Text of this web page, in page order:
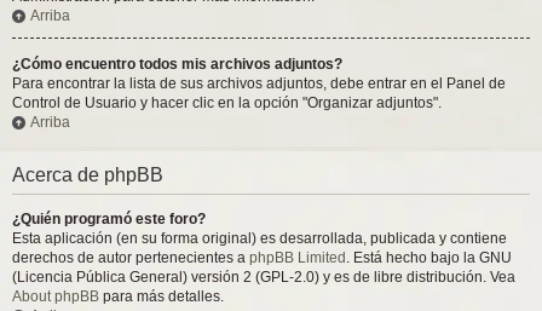
Arriba
¿Cómo encuentro todos mis archivos adjuntos?
Para encontrar la lista de sus archivos adjuntos, debe entrar en el Panel de
Control de Usuario y hacer clic en la opción "Organizar adjuntos".
Arriba
Acerca de phpBB
¿Quién programó este foro?
Esta aplicación (en su forma original) es desarrollada, publicada y contiene
derechos de autor pertenecientes a phpBB Limited . Está hecho bajo la GNU
(Licencia Pública General) versión 2 (GPL-2.0) y es de libre distribución. Vea
About phpBB para más detalles.